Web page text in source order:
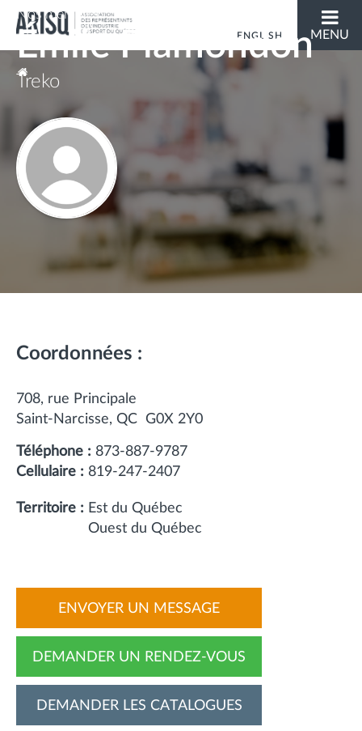
ENGLISH MENU
Vous êtes ici
Nos membres
Émile Plamondon
Treko
Coordonnées :
708, rue Principale
Saint-Narcisse QC G0X 2Y0
Téléphone : 873-887-9787
Cellulaire : 819-247-2407
Territoire : Est du Québec
Ouest du Québec
ENVOYER UN MESSAGE
DEMANDER UN RENDEZ-VOUS
DEMANDER LES CATALOGUES